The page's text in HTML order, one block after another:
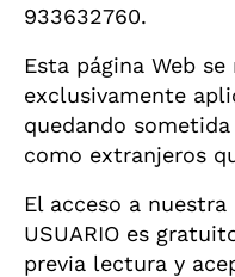
933632760.
Esta página Web
exclusivamente
quedando
como extranjeros
El acceso a
USUARIO es
previa lectura y